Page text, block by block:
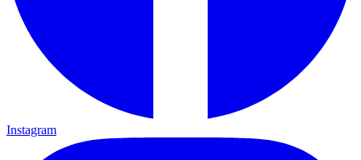
Instagram